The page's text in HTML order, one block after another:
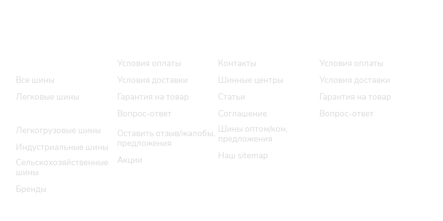
Все шины
Легковые шины
Легкогрузовые шины
Индустриальные шины
Сельскохозяйственные
шины
Бренды
Условия оплаты
Условия доставки
Гарантия на товар
Вопрос-ответ
Оставить отзыв/жалобы,
предложения
Акции
Контакты
Шинные центры
Статьи
Соглашение
Шины оптом/ком.
предложения
Наш sitemap
Условия оплаты
Условия доставки
Гарантия на товар
Вопрос-ответ